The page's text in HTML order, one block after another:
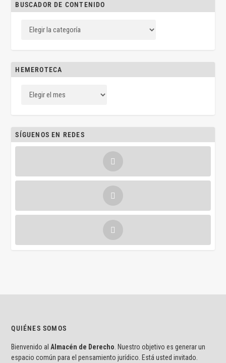
BUSCADOR DE CONTENIDO
HEMEROTECA
SÍGUENOS EN REDES
QUIÉNES SOMOS
Bienvenido al Almacén de Derecho . Nuestro objetivo es generar un
espacio común para el pensamiento jurídico. Está usted invitado.